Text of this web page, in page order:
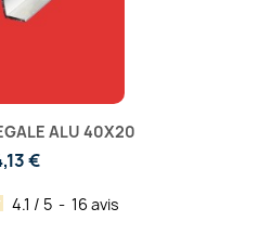
ALU 40X20
€
4.1 / 5 - 16 avis